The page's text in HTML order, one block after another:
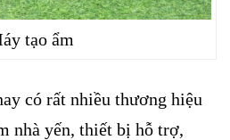
tạo ẩm
có rất nhiều thương hiệu
nhà yến, thiết bị hỗ trợ,